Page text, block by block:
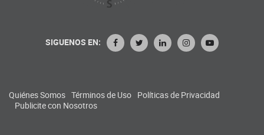
SIGUENOS EN:
Quiénes Somos Términos de Uso Políticas de Privacidad
Publicite con Nosotros